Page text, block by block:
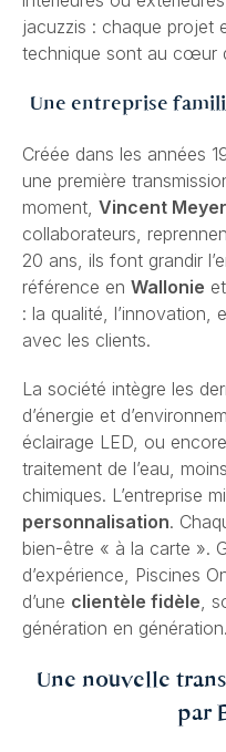
jacuzzis : chaque projet
technique sont au cœur
Une entreprise
Créée dans les années
une première
moment, Vincent Meyer
collaborateurs,
20 ans, ils font grandir
référence en Wallonie
: la qualité, l’innovation,
avec les clients.
La société intègre les
d’énergie et
éclairage LED, ou
traitement de l’eau,
chimiques. L’entreprise
personnalisation.
bien-être « à la carte ».
d’expérience, Piscines
d’une clientèle fidèle,
génération en génération.
Une nouvelle
par